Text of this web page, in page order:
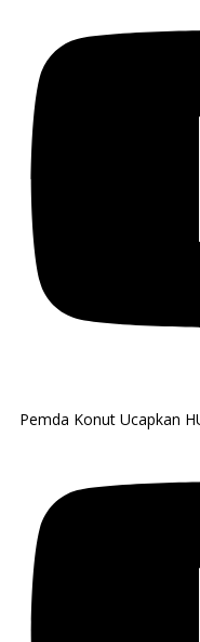
Pemda Konut Ucapkan